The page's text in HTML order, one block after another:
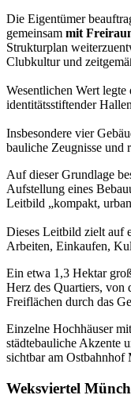
Die Eigentümer
gemeinsam mit
Strukturplan
Clubkultur und
Wesentlichen Wert
identitätsstiftender
Insbesondere vier
bauliche Zeugnisse und
Auf dieser Grundlage
Aufstellung eines
Leitbild „kompakt,
Dieses Leitbild zielt auf
Arbeiten, Einkaufen,
Ein etwa 1,3 Hektar
Herz des Quartiers, von
Freiflächen durch das
Einzelne Hochhäuser
städtebauliche Akzente
sichtbar am Ostbahnhof
Weksviertel